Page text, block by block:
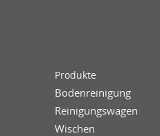
Produkte
Bodenreinigung
Reinigungswagen
Wischen